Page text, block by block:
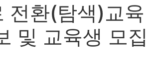
전환(탐색)교육
및 교육생 모집